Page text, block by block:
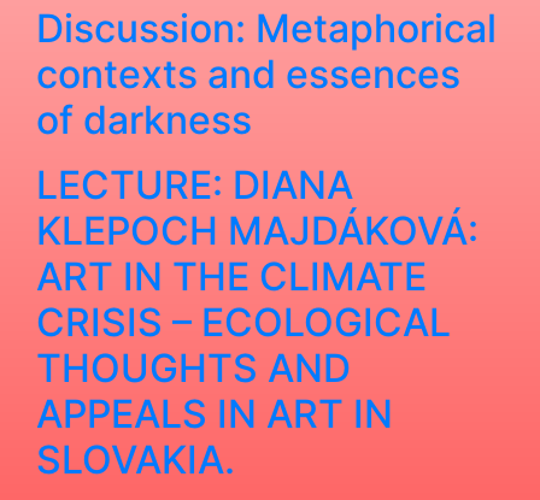
Discussion: Metaphorical
contexts and essences
of darkness
LECTURE: DIANA
KLEPOCH MAJDÁKOVÁ:
ART IN THE CLIMATE
CRISIS – ECOLOGICAL
THOUGHTS AND
APPEALS IN ART IN
SLOVAKIA.